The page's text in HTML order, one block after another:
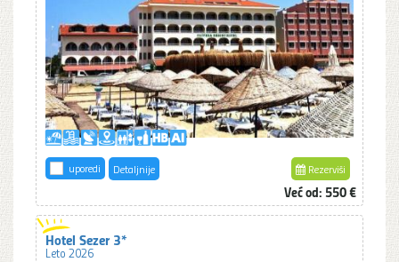
uporedi Detaljnije Rezerviši
Već od: 550 €
Hotel Sezer 3*
Leto 2026